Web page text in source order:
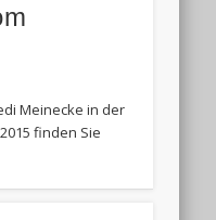
Meinecke in der
finden Sie